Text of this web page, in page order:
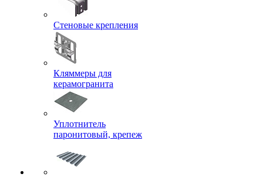
Стеновые крепления
Кляммеры для
керамогранита
Уплотнитель
паронитовый, крепеж